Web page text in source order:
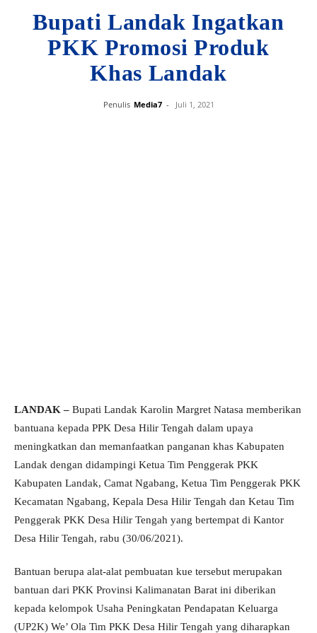
Bupati Landak Ingatkan
PKK Promosi Produk
Khas Landak
Penulis Media7 - Juli 1, 2021
LANDAK – Bupati Landak Karolin Margret Natasa memberikan
bantuana kepada PPK Desa Hilir Tengah dalam upaya
meningkatkan dan memanfaatkan panganan khas Kabupaten
Landak dengan didampingi Ketua Tim Penggerak PKK
Kabupaten Landak, Camat Ngabang, Ketua Tim Penggerak PKK
Kecamatan Ngabang, Kepala Desa Hilir Tengah dan Ketau Tim
Penggerak PKK Desa Hilir Tengah yang bertempat di Kantor
Desa Hilir Tengah, rabu (30/06/2021).
Bantuan berupa alat-alat pembuatan kue tersebut merupakan
bantuan dari PKK Provinsi Kalimanatan Barat ini diberikan
kepada kelompok Usaha Peningkatan Pendapatan Keluarga
(UP2K) We’ Ola Tim PKK Desa Hilir Tengah yang diharapkan